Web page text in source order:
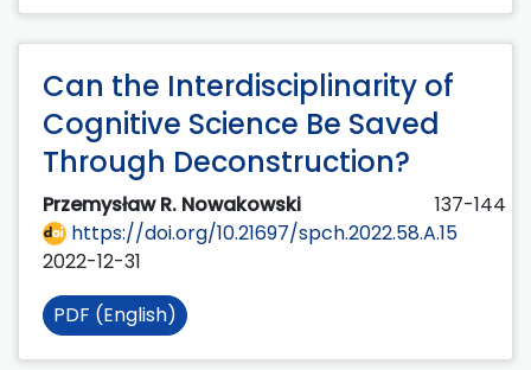
Can the Interdisciplinarity of
Cognitive Science Be Saved
Through Deconstruction?
Przemysław R. Nowakowski
137-144
https://doi.org/10.21697/spch.2022.58.A.15
2022-12-31
PDF (English)